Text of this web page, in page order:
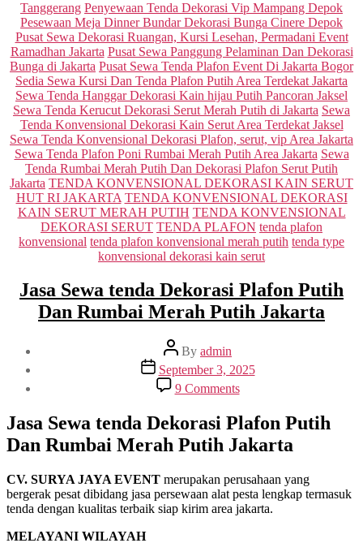
Tanggerang Penyewaan Tenda Dekorasi Vip Mampang Depok
Pesewaan Meja Dinner Bundar Dekorasi Bunga Cinere Depok
Pusat Sewa Dekorasi Ruangan, Kursi Lesehan, Permadani Event
Ramadhan Jakarta Pusat Sewa Panggung Pelaminan Dan Dekorasi
Bunga di Jakarta Pusat Sewa Tenda Plafon Event Di Jakarta Bogor
Sedia Sewa Kursi Dan Tenda Plafon Putih Area Terdekat Jakarta
Sewa Tenda Hanggar Dekorasi Kain hijau Putih Pancoran Jaksel
Sewa Tenda Kerucut Dekorasi Serut Merah Putih di Jakarta Sewa
Tenda Konvensional Dekorasi Kain Serut Area Terdekat Jaksel
Sewa Tenda Konvensional Dekorasi Plafon, serut, vip Area Jakarta
Sewa Tenda Plafon Poni Rumbai Merah Putih Area Jakarta Sewa
Tenda Rumbai Merah Putih Dan Dekorasi Plafon Serut Putih
Jakarta TENDA KONVENSIONAL DEKORASI KAIN SERUT
HUT RI JAKARTA TENDA KONVENSIONAL DEKORASI
KAIN SERUT MERAH PUTIH TENDA KONVENSIONAL
DEKORASI SERUT TENDA PLAFON tenda plafon
konvensional tenda plafon konvensional merah putih tenda type
konvensional dekorasi kain serut
Jasa Sewa tenda Dekorasi Plafon Putih
Dan Rumbai Merah Putih Jakarta
Post
author
By admin
Post
date
September 3, 2025
9 Commentson
Jasa
Sewa
tenda
Dekorasi
Dan
Rumbai
Merah
Jasa Sewa tenda Dekorasi Plafon Putih
Dan Rumbai Merah Putih Jakarta
CV. SURYA JAYA EVENT merupakan perusahaan yang
bergerak pesat dibidang jasa persewaan alat pesta lengkap termasuk
tenda dengan kualitas terbaik siap kirim area jakarta.
MELAYANI WILAYAH